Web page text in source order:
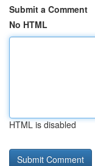
Submit a Comment
No HTML
HTML is disabled